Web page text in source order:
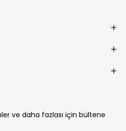
ve daha fazlası için bültene